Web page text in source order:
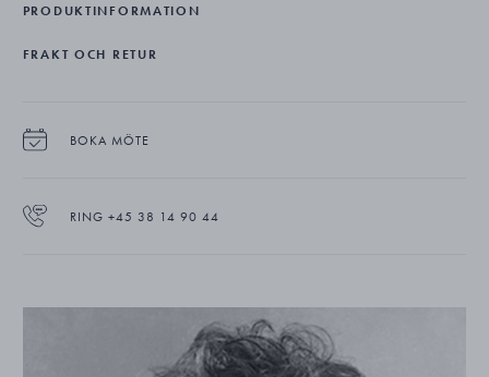
koppling till naturen.
PRODUKTINFORMATION
FRAKT OCH RETUR
BOKA MÖTE
RING +45 38 14 90 44